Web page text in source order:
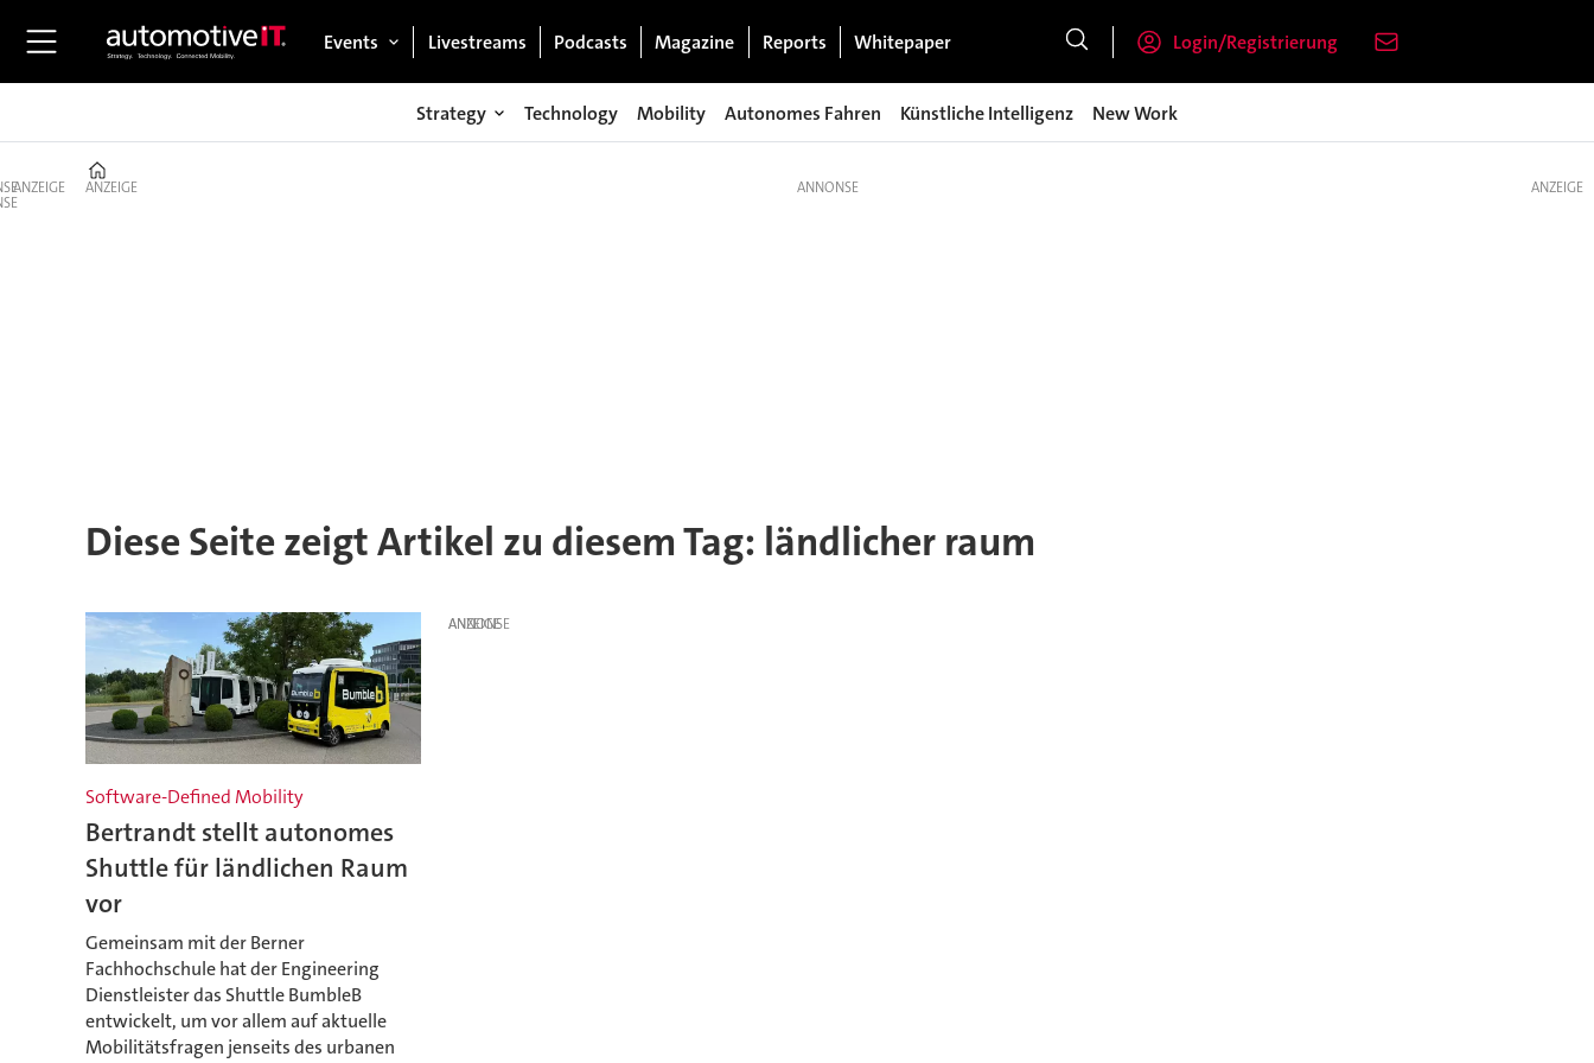
Events Livestreams Podcasts Magazine Reports Whitepaper Login/Registrierung
Strategy Technology Mobility Autonomes Fahren Künstliche Intelligenz New Work
ANZEIGE ANZEIGE
Diese Seite zeigt Artikel zu diesem Tag: ländlicher raum
Software-Defined Mobility
Bertrandt stellt autonomes
Shuttle für ländlichen Raum
vor
Gemeinsam mit der Berner
Fachhochschule hat der Engineering
Dienstleister das Shuttle BumbleB
entwickelt, um vor allem auf aktuelle
Mobilitätsfragen jenseits des urbanen
ANZEIGE
ANZEIGE